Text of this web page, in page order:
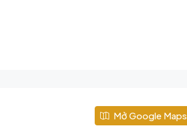
Mở Google Maps